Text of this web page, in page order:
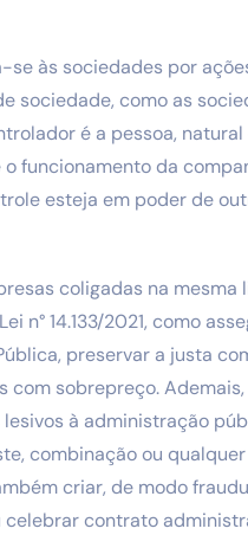
se às sociedades por
sociedade, como as
é a pessoa,
funcionamento da
esteja em poder de
coligadas na
n° 14.133/2021, como
preservar a justa
sobrepreço. Ademais,
à administração
combinação ou
criar, de modo
contrato